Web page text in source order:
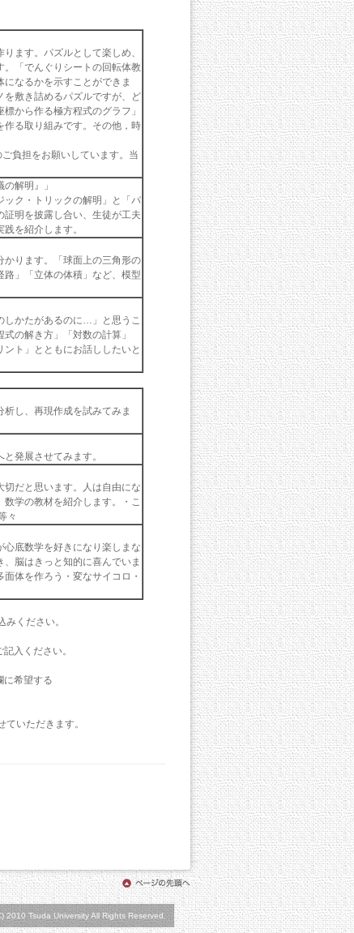
ます。パズルとして楽しめ、
。「でんぐりシートの回転体教
なるかを示すことができま
を敷き詰めるパズルですが、ど
から作る極方程式のグラフ」
作る取り組みです。その他，時
負担をお願いしています。当
解明』」
ック・トリックの解明」と「パ
明を披露し合い、生徒が工夫
を紹介します。
かります。「球面上の三角形の
」「立体の体積」など、模型
しかたがあるのに…」と思うこ
の解き方」「対数の計算」
ント」とともにお話ししたいと
し、再現作成を試みてみま
発展させてみます。
だと思います。人は自由にな
学の教材を紹介します。・こ
々
底数学を好きになり楽しまな
脳はきっと知的に喜んでいま
体を作ろう・変なサイコロ・
ください。
入ください。
に希望する
いただきます。
2010 Tsuda University All Rights Reserved.